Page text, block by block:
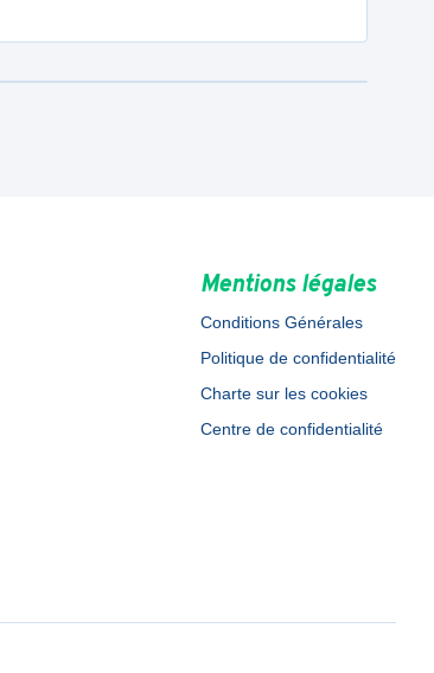
Mentions légales
Conditions Générales
Politique de confidentialité
Charte sur les cookies
Centre de confidentialité